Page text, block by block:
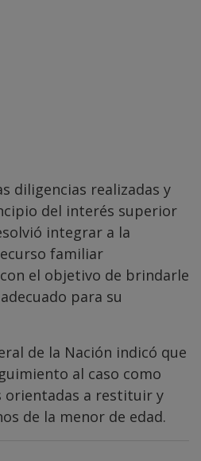
diligencias realizadas y
del interés superior
integrar a la
familiar
el objetivo de brindarle
para su
de la Nación indicó que
al caso como
orientadas a restituir y
de la menor de edad.